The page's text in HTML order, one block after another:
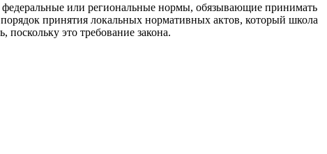
или региональные нормы, обязывающие принимать
принятия локальных нормативных актов, который школа
это требование закона.